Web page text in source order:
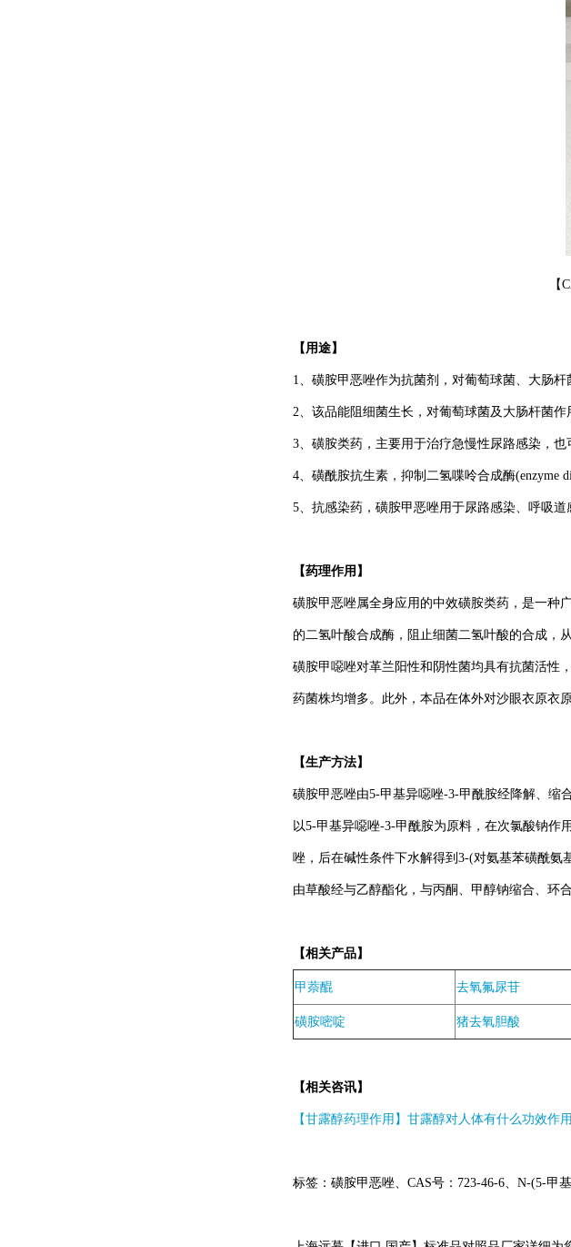
【
【用途】
1、磺胺甲恶唑作为抗菌剂，对葡萄球菌、大肠杆
2、该品能阻细菌生长，对葡萄球菌及大肠杆菌
3、磺胺类药，主要用于治疗急慢性尿路感染，
4、磺酰胺抗生素，抑制二氢喋呤合成酶(enzyme
5、抗感染药，磺胺甲恶唑用于尿路感染、呼吸
【药理作用】
磺胺甲恶唑属全身应用的中效磺胺类药，是一种
的二氢叶酸合成酶，阻止细菌二氢叶酸的合成，
磺胺甲噁唑对革兰阳性和阴性菌均具有抗菌活性
药菌株均增多。此外，本品在体外对沙眼衣原衣
【生产方法】
磺胺甲恶唑由5-甲基异噁唑-3-甲酰胺经降解、缩
以5-甲基异噁唑-3-甲酰胺为原料，在次氯酸钠作
唑，后在碱性条件下水解得到3-(对氨基苯磺酰氨
由草酸经与乙醇酯化，与丙酮、甲醇钠缩合、环
【相关产品】
甲萘醌 去氧氟尿苷
磺胺嘧啶 猪去氧胆酸
【相关咨讯】
【甘露醇药理作用】甘露醇对人体有什么功效作
标签：磺胺甲恶唑、CAS号：723-46-6、N-(5-甲